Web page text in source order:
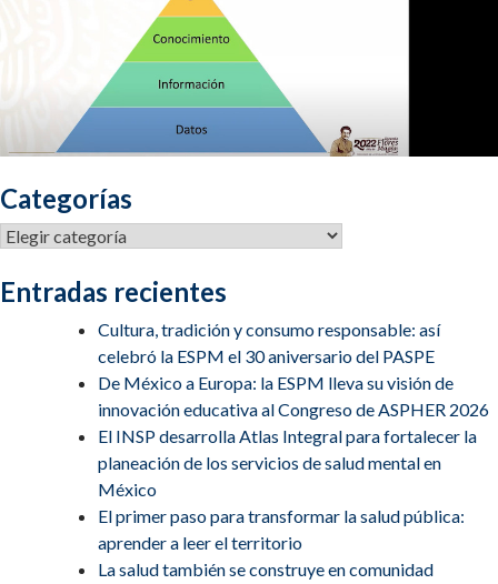
Categorías
Categorías
Entradas recientes
Cultura, tradición y consumo responsable: así
celebró la ESPM el 30 aniversario del PASPE
De México a Europa: la ESPM lleva su visión de
innovación educativa al Congreso de ASPHER 2026
El INSP desarrolla Atlas Integral para fortalecer la
planeación de los servicios de salud mental en
México
El primer paso para transformar la salud pública:
aprender a leer el territorio
La salud también se construye en comunidad